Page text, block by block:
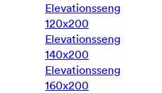
Elevationsseng
120x200
Elevationsseng
140x200
Elevationsseng
160x200